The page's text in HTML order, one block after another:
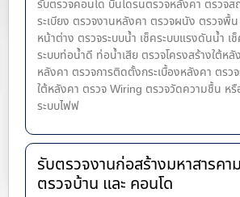
รับตรวจคอนโด บินโดรนตรวจหลังคา ตรวจ
ระเบียง ตรวจงานหลังคา ตรวจผนัง ตรวจพื้
หน้าต่าง​ ตรวจระบบน้ำ เช็คระบบแรงดันน้ำ เ
ระบบท่อน้ำ​ดี ท่อน้ำ​เสีย ตรวจโครงสร้างใต้หลั
หลังคา ตรวจการติดตั้งกระเบื้องหลังคา ตรวจ
ใต้หลังคา ตรวจ Wiring ตรวจวัดความชื้น ห
ระบบไฟฟ
รับตรวจงานก่อสร้างมหาสารคา
ตรวจบ้าน และ คอนโด